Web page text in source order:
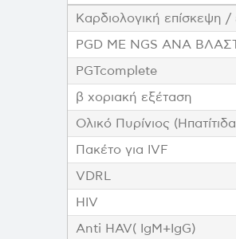
Καρδιολογική επίσκεψη
PGD ΜΕ NGS ANA
PGTcomplete
β χοριακή εξέταση
Ολικό Πυρίνιος
Πακέτο για IVF
VDRL
HIV
Anti HAV( IgM+IgG)